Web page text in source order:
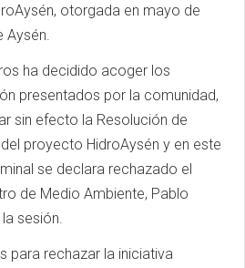
otorgada en mayo de
ha decidido acoger los
presentados por la comunidad,
sin efecto la Resolución de
proyecto HidroAysén y en este
se declara rechazado el
de Medio Ambiente, Pablo
sesión.
para rechazar la iniciativa